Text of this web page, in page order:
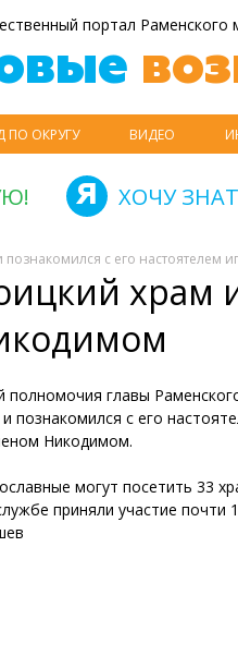
портал Раменского
ПО ОКРУГУ ВИДЕО
ХОЧУ
с его настоятелем
храм
главы
познакомился с его
Никодимом.
могут посетить 33
приняли участие почти